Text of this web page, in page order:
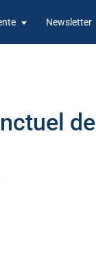
Newsletter
de